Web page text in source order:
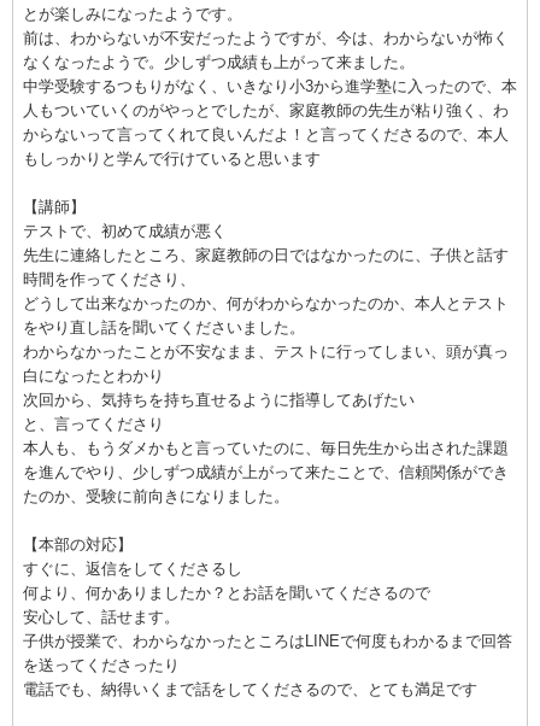
とが楽しみになったようです。
前は、わからないが不安だったようですが、今は、わからないが怖く
なくなったようで。少しずつ成績も上がって来ました。
中学受験するつもりがなく、いきなり小3から進学塾に入ったので、本
人もついていくのがやっとでしたが、家庭教師の先生が粘り強く、わ
からないって言ってくれて良いんだよ！と言ってくださるので、本人
もしっかりと学んで行けていると思います
【講師】
テストで、初めて成績が悪く
先生に連絡したところ、家庭教師の日ではなかったのに、子供と話す
時間を作ってくださり、
どうして出来なかったのか、何がわからなかったのか、本人とテスト
をやり直し話を聞いてくださいました。
わからなかったことが不安なまま、テストに行ってしまい、頭が真っ
白になったとわかり
次回から、気持ちを持ち直せるように指導してあげたい
と、言ってくださり
本人も、もうダメかもと言っていたのに、毎日先生から出された課題
を進んでやり、少しずつ成績が上がって来たことで、信頼関係ができ
たのか、受験に前向きになりました。
【本部の対応】
すぐに、返信をしてくださるし
何より、何かありましたか？とお話を聞いてくださるので
安心して、話せます。
子供が授業で、わからなかったところはLINEで何度もわかるまで回答
を送ってくださったり
電話でも、納得いくまで話をしてくださるので、とても満足です